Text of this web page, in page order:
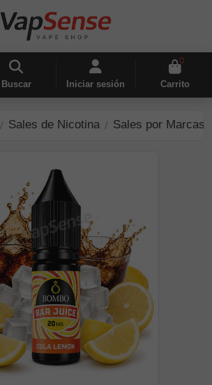
Buscar Iniciar sesión
0
Carrito
Sales de Nicotina Sales por Marcas